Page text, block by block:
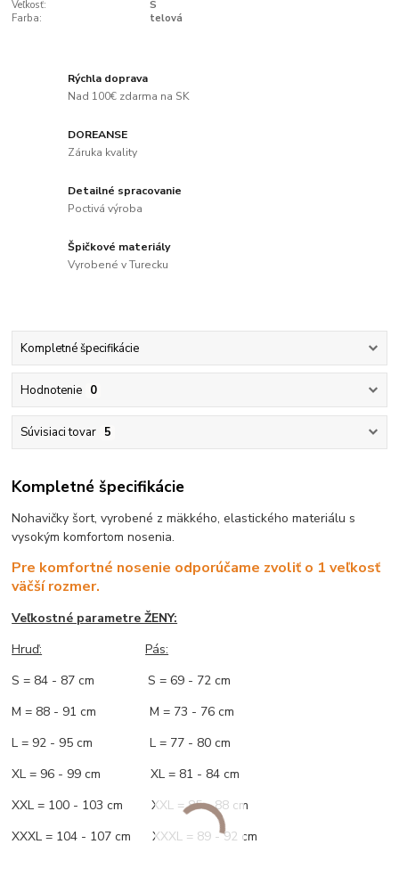
Veľkosť:
S
Farba:
telová
Rýchla doprava
Nad 100€ zdarma na SK
DOREANSE
Záruka kvality
Detailné spracovanie
Poctivá výroba
Špičkové materiály
Vyrobené v Turecku
Kompletné špecifikácie
Hodnotenie 0
Súvisiaci tovar 5
Kompletné špecifikácie
Nohavičky šort, vyrobené z mäkkého, elastického materiálu s
vysokým komfortom nosenia.
Pre komfortné nosenie odporúčame zvoliť o 1 veľkosť
väčší rozmer.
Veľkostné parametre ŽENY:
Hruď:
Pás:
S = 84 - 87 cm S = 69 - 72 cm
M = 88 - 91 cm M = 73 - 76 cm
L = 92 - 95 cm L = 77 - 80 cm
XL = 96 - 99 cm XL = 81 - 84 cm
XXL = 100 - 103 cm XXL = 85 - 88 cm
XXXL = 104 - 107 cm XXXL = 89 - 92 cm